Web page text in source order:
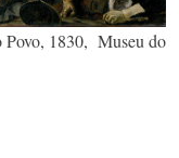
1830, Museu do